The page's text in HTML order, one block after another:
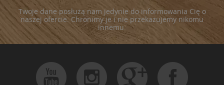
Twoje dane posłużą nam jedynie do informowania Cię o
naszej ofercie. Chronimy je i nie przekazujemy nikomu
innemu.